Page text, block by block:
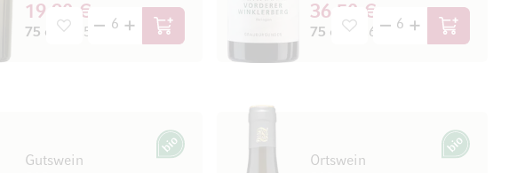
19,90 €
75 cl (26,53 € / l) In den Warenkorb
36,50 €
75 cl (48,67 € / l) In den
Gutswein
Bio
Ortswein
Bio